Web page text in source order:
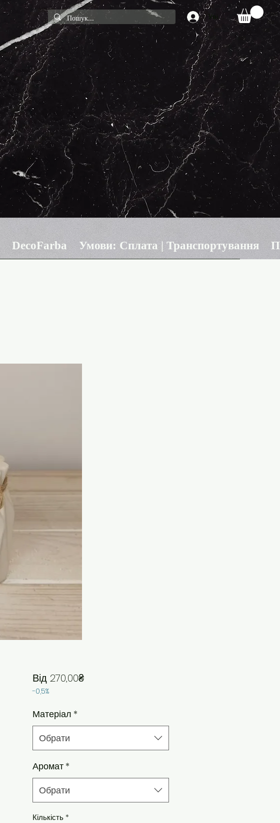
Увійти
DecoFarba Умови: Сплата | Транспортування
Від 270,00₴За розпродажем
-0,5%
Матеріал *
Обрати
Аромат *
Обрати
Кількість *